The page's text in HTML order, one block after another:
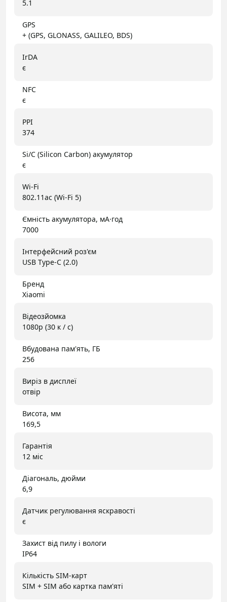
5.1
GPS
+ (GPS, GLONASS, GALILEO, BDS)
IrDA
є
NFC
є
PPI
374
Si/C (Silicon Carbon) акумулятор
є
Wi-Fi
802.11ac (Wi-Fi 5)
Ємність акумулятора, мА·год
7000
Інтерфейсний роз'єм
USB Type-C (2.0)
Бренд
Xiaomi
Відеозйомка
1080p (30 к / с)
Вбудована пам'ять, ГБ
256
Виріз в дисплеї
отвір
Висота, мм
169,5
Гарантія
12 міс
Діагональ, дюйми
6,9
Датчик регулювання яскравості
є
Захист від пилу і вологи
IP64
Кількість SIM-карт
SIM + SIM або картка пам'яті